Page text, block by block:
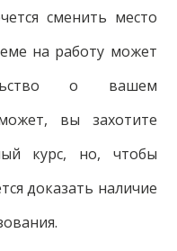
сменить место
на работу может
о вашем
вы захотите
курс, но, чтобы
доказать наличие